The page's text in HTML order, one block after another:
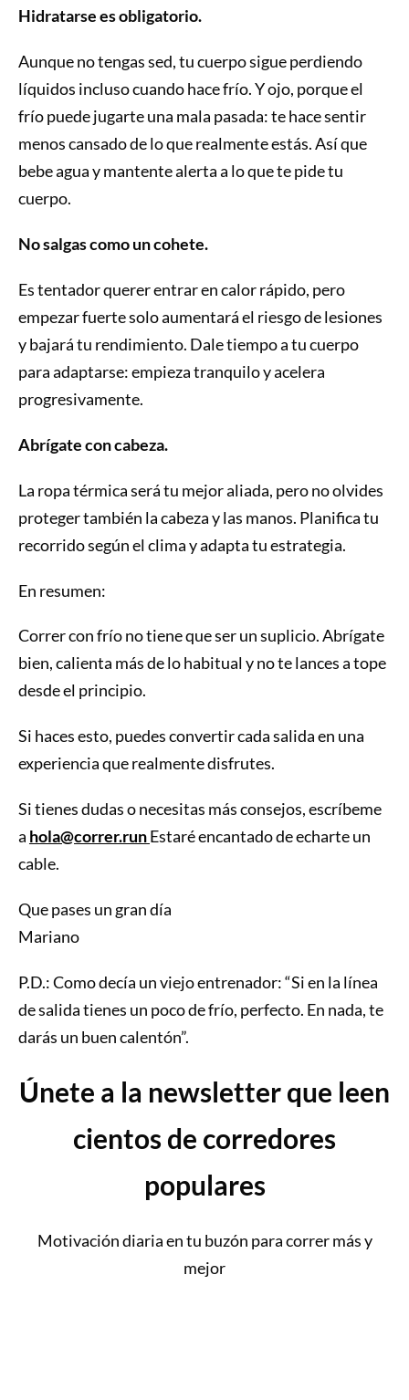
Hidratarse es obligatorio.
Aunque no tengas sed, tu cuerpo sigue perdiendo
líquidos incluso cuando hace frío. Y ojo, porque el
frío puede jugarte una mala pasada: te hace sentir
menos cansado de lo que realmente estás. Así que
bebe agua y mantente alerta a lo que te pide tu
cuerpo.
No salgas como un cohete.
Es tentador querer entrar en calor rápido, pero
empezar fuerte solo aumentará el riesgo de lesiones
y bajará tu rendimiento. Dale tiempo a tu cuerpo
para adaptarse: empieza tranquilo y acelera
progresivamente.
Abrígate con cabeza.
La ropa térmica será tu mejor aliada, pero no olvides
proteger también la cabeza y las manos. Planifica tu
recorrido según el clima y adapta tu estrategia.
En resumen:
Correr con frío no tiene que ser un suplicio. Abrígate
bien, calienta más de lo habitual y no te lances a tope
desde el principio.
Si haces esto, puedes convertir cada salida en una
experiencia que realmente disfrutes.
Si tienes dudas o necesitas más consejos, escríbeme
a hola@correr.runEstaré encantado de echarte un
cable.
Que pases un gran día
Mariano
P.D.: Como decía un viejo entrenador: “Si en la línea
de salida tienes un poco de frío, perfecto. En nada, te
darás un buen calentón”.
Únete a la newsletter que leen
cientos de corredores
populares
Motivación diaria en tu buzón para correr más y
mejor